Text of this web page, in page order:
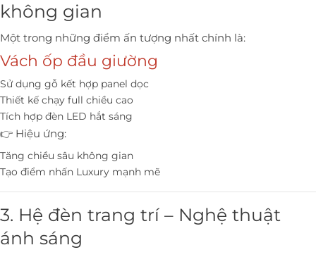
không gian
Một trong những điểm ấn tượng nhất chính là:
Vách ốp đầu giường
Sử dụng gỗ kết hợp panel dọc
Thiết kế chạy full chiều cao
Tích hợp đèn LED hắt sáng
👉 Hiệu ứng:
Tăng chiều sâu không gian
Tạo điểm nhấn Luxury mạnh mẽ
3. Hệ đèn trang trí – Nghệ thuật
ánh sáng